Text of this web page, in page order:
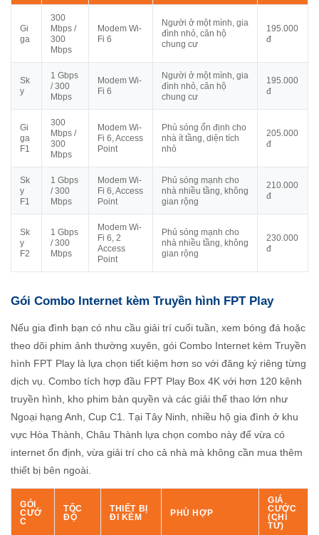
Gi
ga
300
Mbps /
300
Mbps
Modem Wi-
Fi 6
Người ở một mình, gia
đình nhỏ, căn hộ
chung cư
195.000
đ
Sk
y
1 Gbps
/ 300
Mbps
Modem Wi-
Fi 6
Người ở một mình, gia
đình nhỏ, căn hộ
chung cư
195.000
đ
Gi
ga
F1
300
Mbps /
300
Mbps
Modem Wi-
Fi 6, Access
Point
Phủ sóng ổn định cho
nhà ít tầng, diện tích
nhỏ
205.000
đ
Sk
y
F1
1 Gbps
/ 300
Mbps
Modem Wi-
Fi 6, Access
Point
Phủ sóng mạnh cho
nhà nhiều tầng, không
gian rộng
210.000
đ
Sk
y
F2
1 Gbps
/ 300
Mbps
Modem Wi-
Fi 6, 2
Access
Point
Phủ sóng mạnh cho
nhà nhiều tầng, không
gian rộng
230.000
đ
Gói Combo Internet kèm Truyền hình FPT Play
Nếu gia đình bạn có nhu cầu giải trí cuối tuần, xem bóng đá hoặc
theo dõi phim ảnh thường xuyên, gói Combo Internet kèm Truyền
hình FPT Play là lựa chọn tiết kiệm hơn so với đăng ký riêng từng
dịch vụ. Combo tích hợp đầu FPT Play Box 4K với hơn 120 kênh
truyền hình, kho phim bản quyền và các giải thể thao lớn như
Ngoại hạng Anh, Cup C1. Tại Tây Ninh, nhiều hộ gia đình ở khu
vực Hòa Thành, Châu Thành lựa chọn combo này để vừa có
internet ổn định, vừa giải trí cho cả nhà mà không cần mua thêm
thiết bị bên ngoài.
GÓI
CƯỚ
C
TỐC
ĐỘ
THIẾT BỊ
ĐI KÈM
PHÙ HỢP
GIÁ
CƯỚC
(CHỈ
TỪ)